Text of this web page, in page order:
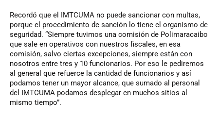
Recordó que el IMTCUMA no puede sancionar con multas,
porque el procedimiento de sanción lo tiene el organismo de
seguridad. “Siempre tuvimos una comisión de Polimaracaibo
que sale en operativos con nuestros fiscales, en esa
comisión, salvo ciertas excepciones, siempre están con
nosotros entre tres y 10 funcionarios. Por eso le pediremos
al general que refuerce la cantidad de funcionarios y así
podamos tener un mayor alcance, que sumado al personal
del IMTCUMA podamos desplegar en muchos sitios al
mismo tiempo”.